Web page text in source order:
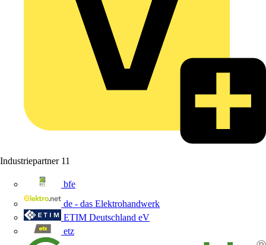
Industriepartner 11
bfe
de - das Elektrohandwerk
ETIM Deutschland eV
etz